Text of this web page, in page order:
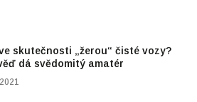
skutečnosti „žerou“ čisté vozy?
dá svědomitý amatér